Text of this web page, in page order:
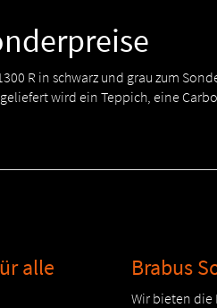
R in schwarz und grau zum
wird ein Teppich, eine
alle
Brabus
Wir bieten die